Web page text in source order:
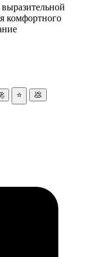
комфортного
⭐ 💩